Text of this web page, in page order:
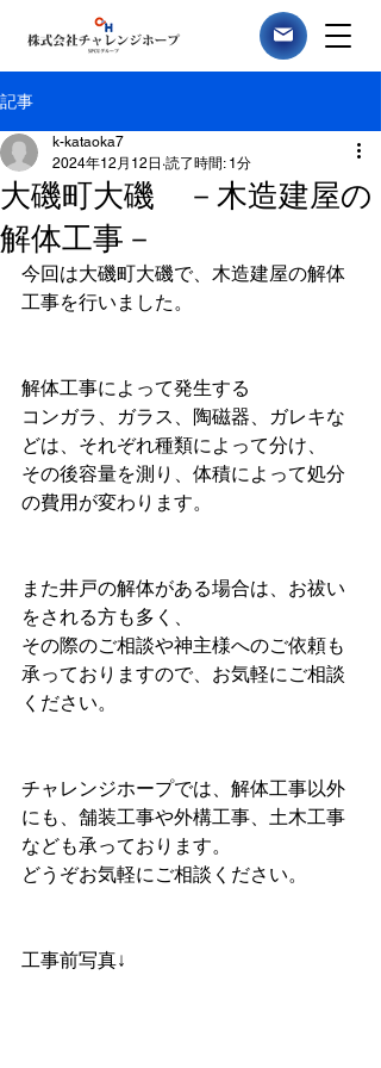
記事
大磯町大磯 －木造建屋の
解体工事－
k-kataoka7
2024年12月12日 読了時間: 1分
今回は大磯町大磯で、木造建屋の解体
工事を行いました。
解体工事によって発生する
コンガラ、ガラス、陶磁器、ガレキな
どは、それぞれ種類によって分け、
その後容量を測り、体積によって処分
の費用が変わります。
また井戸の解体がある場合は、お祓い
をされる方も多く、
その際のご相談や神主様へのご依頼も
承っておりますので、お気軽にご相談
ください。
チャレンジホープでは、解体工事以外
にも、舗装工事や外構工事、土木工事
なども承っております。
どうぞお気軽にご相談ください。
工事前写真↓